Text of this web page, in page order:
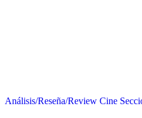
Análisis/Reseña/Review Cine